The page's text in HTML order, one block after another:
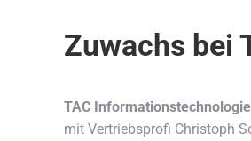
Zuwachs bei
TAC
mit Vertriebsprofi Christoph